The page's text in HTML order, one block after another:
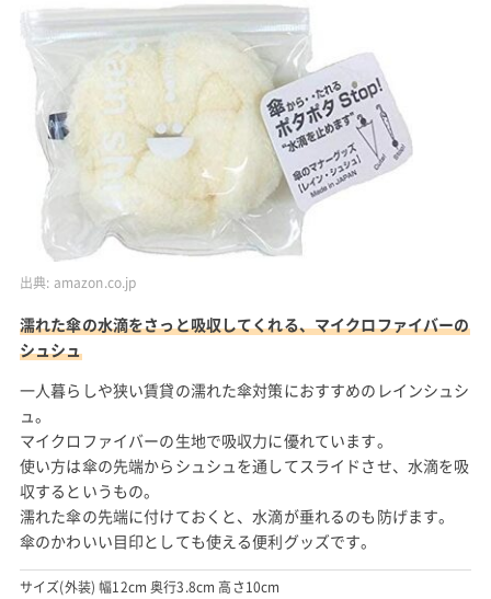
出典: amazon.co.jp
濡れた傘の水滴をさっと吸収してくれる、マイクロファイバーの
シュシュ
一人暮らしや狭い賃貸の濡れた傘対策におすすめのレインシュシ
ュ。
マイクロファイバーの生地で吸収力に優れています。
使い方は傘の先端からシュシュを通してスライドさせ、水滴を吸
収するというもの。
濡れた傘の先端に付けておくと、水滴が垂れるのも防げます。
傘のかわいい目印としても使える便利グッズです。
サイズ(外装) 幅12cm 奥行3.8cm 高さ10cm